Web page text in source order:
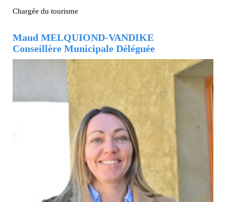
Chargée du tourisme
Maud MELQUIOND-VANDIKE
Conseillère Municipale Déléguée